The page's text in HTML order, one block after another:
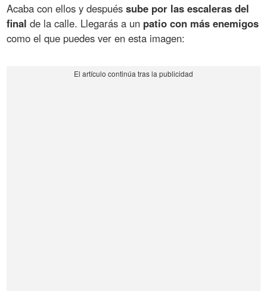
Acaba con ellos y despuéssube por las escaleras del
final de la calle. Llegarás a un patio con más enemigos
como el que puedes ver en esta imagen: